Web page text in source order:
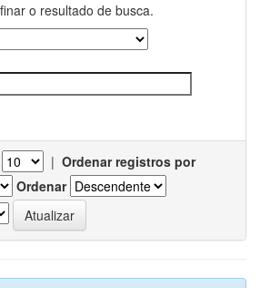
o resultado de busca.
| Ordenar registros por
Ordenar